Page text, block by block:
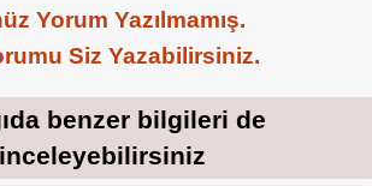
Yorum Yazılmamış.
Siz Yazabilirsiniz.
benzer bilgileri de
inceleyebilirsiniz